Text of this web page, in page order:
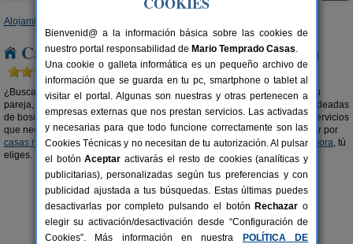
Alojamientos
Casas rurales en la montaña en Zamora
¿Buscas unacasa rural en la montaña en Zamora ? Tanto si viajas con tu
pareja, con amigos o en familia, alquilar una casa rural en las alturas y rodeadas
de bosque es una experiencia única e inolvidable. Casas con todos los servicios
que necesitas y en mitad de un paraje de ensueño. También puedes optar por
casas rurales con piscina en Zamoraocasas rurales en el campo en Zamora, tú
eliges.
Bienvenid@ a la información básica sobre las cookies de
nuestro portal responsabilidad de Mario Temprado Casas.
Una cookie o galleta informática es un pequeño archivo de
información que se guarda en tu pc, smartphone o tablet al
visitar el portal. Algunas son nuestras y otras pertenecen a
empresas externas que nos prestan servicios. Las activadas
y necesarias para que todo funcione correctamente son las
Cookies Técnicas y no necesitan de tu autorización. Al pulsar
el botónAceptar activarás el resto de cookies (analíticas y
publicitarias), personalizadas según tus preferencias y con
publicidad ajustada a tus búsquedas. Estas últimas puedes
desactivarlas por completo pulsando el botón Rechazar o
elegir su activación/desactivación desde “Configuración de
Cookies”. Más información en nuestra
POLÍTICA DE